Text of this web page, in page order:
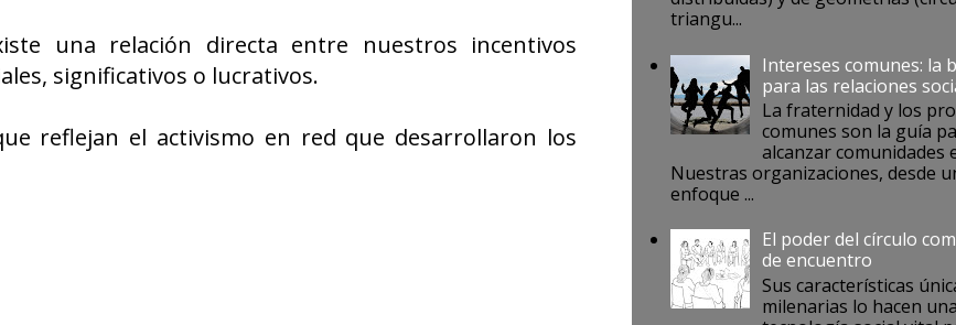
una relación directa entre nuestros incentivos
significativos o lucrativos.
reflejan el activismo en red que desarrollaron los
triangu...
Intereses comunes: la
para las relaciones
La fraternidad y los
comunes son la guía
alcanzar comunidades
Nuestras organizaciones, desde
enfoque ...
El poder del círculo
de encuentro
Sus características
milenarias lo hacen